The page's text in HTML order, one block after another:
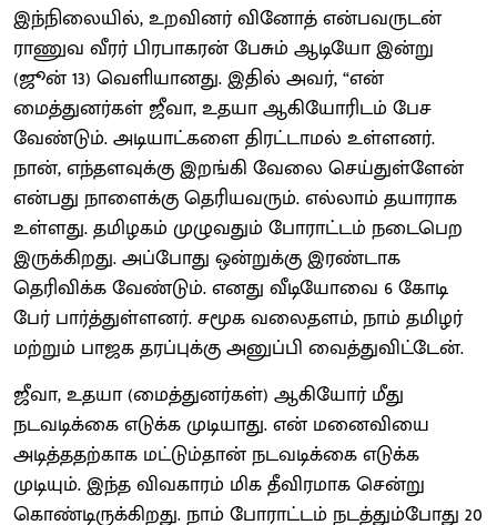
இந்நிலையில், உறவினர் வினோத் என்பவருடன்
ராணுவ வீரர் பிரபாகரன் பேசும் ஆடியோ இன்று
(ஜூன் 13) வெளியானது. இதில் அவர், “என்
மைத்துனர்கள் ஜீவா, உதயா ஆகியோரிடம் பேச
வேண்டும். அடியாட்களை திரட்டாமல் உள்ளனர்.
நான், எந்தளவுக்கு இறங்கி வேலை செய்துள்ளேன்
என்பது நாளைக்கு தெரியவரும். எல்லாம் தயாராக
உள்ளது. தமிழகம் முழுவதும் போராட்டம் நடைபெற
இருக்கிறது. அப்போது ஒன்றுக்கு இரண்டாக
தெரிவிக்க வேண்டும். எனது வீடியோவை 6 கோடி
பேர் பார்த்துள்ளனர். சமூக வலைதளம், நாம் தமிழர்
மற்றும் பாஜக தரப்புக்கு அனுப்பி வைத்துவிட்டேன்.
ஜீவா, உதயா (மைத்துனர்கள்) ஆகியோர் மீது
நடவடிக்கை எடுக்க முடியாது. என் மனைவியை
அடித்ததற்காக மட்டும்தான் நடவடிக்கை எடுக்க
முடியும். இந்த விவகாரம் மிக தீவிரமாக சென்று
கொண்டிருக்கிறது. நாம் போராட்டம் நடத்தும்போது 20